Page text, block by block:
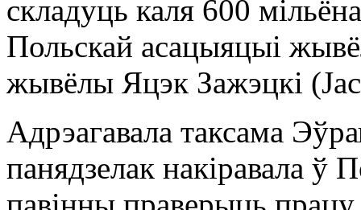
складуць каля 600
Польскай асацыяцыі
жывёлы Яцэк Зажэцкі
Адрэагавала таксама
панядзелак накіравала ў